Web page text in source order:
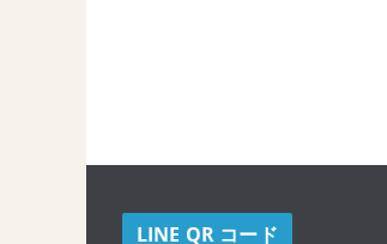
LINE QR コード